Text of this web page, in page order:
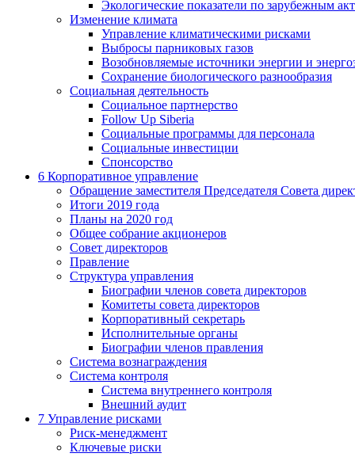
Экологические показатели по зарубежным
Изменение климата
Управление климатическими рисками
Выбросы парниковых газов
Возобновляемые источники энергии и
Сохранение биологического разнообразия
Социальная деятельность
Социальное партнерство
Follow Up Siberia
Социальные программы для персонала
Социальные инвестиции
Спонсорство
6 Корпоративное управление
Обращение заместителя Председателя Совета
Итоги 2019 года
Планы на 2020 год
Общее собрание акционеров
Совет директоров
Правление
Структура управления
Биографии членов совета директоров
Комитеты совета директоров
Корпоративный секретарь
Исполнительные органы
Биографии членов правления
Система вознаграждения
Система контроля
Система внутреннего контроля
Внешний аудит
7 Управление рисками
Риск-менеджмент
Ключевые риски